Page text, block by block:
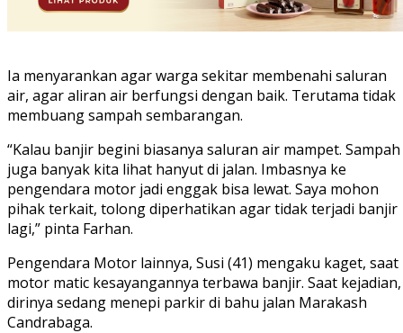
Ia menyarankan agar warga sekitar membenahi saluran
air, agar aliran air berfungsi dengan baik. Terutama tidak
membuang sampah sembarangan.
“Kalau banjir begini biasanya saluran air mampet. Sampah
juga banyak kita lihat hanyut di jalan. Imbasnya ke
pengendara motor jadi enggak bisa lewat. Saya mohon
pihak terkait, tolong diperhatikan agar tidak terjadi banjir
lagi,” pinta Farhan.
Pengendara Motor lainnya, Susi (41) mengaku kaget, saat
motor matic kesayangannya terbawa banjir. Saat kejadian,
dirinya sedang menepi parkir di bahu jalan Marakash
Candrabaga.